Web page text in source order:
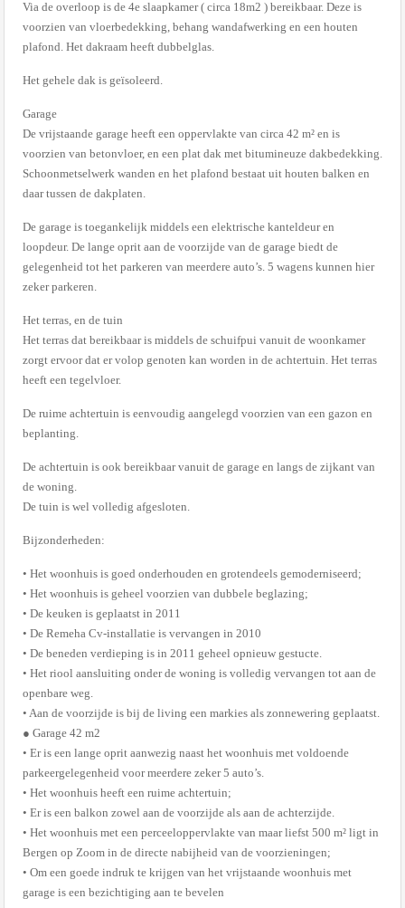
Via de overloop is de 4e slaapkamer ( circa 18m2 ) bereikbaar. Deze is
voorzien van vloerbedekking, behang wandafwerking en een houten
plafond. Het dakraam heeft dubbelglas.
Het gehele dak is geïsoleerd.
Garage
De vrijstaande garage heeft een oppervlakte van circa 42 m² en is
voorzien van betonvloer, en een plat dak met bitumineuze dakbedekking.
Schoonmetselwerk wanden en het plafond bestaat uit houten balken en
daar tussen de dakplaten.
De garage is toegankelijk middels een elektrische kanteldeur en
loopdeur. De lange oprit aan de voorzijde van de garage biedt de
gelegenheid tot het parkeren van meerdere auto’s. 5 wagens kunnen hier
zeker parkeren.
Het terras, en de tuin
Het terras dat bereikbaar is middels de schuifpui vanuit de woonkamer
zorgt ervoor dat er volop genoten kan worden in de achtertuin. Het terras
heeft een tegelvloer.
De ruime achtertuin is eenvoudig aangelegd voorzien van een gazon en
beplanting.
De achtertuin is ook bereikbaar vanuit de garage en langs de zijkant van
de woning.
De tuin is wel volledig afgesloten.
Bijzonderheden:
• Het woonhuis is goed onderhouden en grotendeels gemoderniseerd;
• Het woonhuis is geheel voorzien van dubbele beglazing;
• De keuken is geplaatst in 2011
• De Remeha Cv-installatie is vervangen in 2010
• De beneden verdieping is in 2011 geheel opnieuw gestucte.
• Het riool aansluiting onder de woning is volledig vervangen tot aan de
openbare weg.
• Aan de voorzijde is bij de living een markies als zonnewering geplaatst.
● Garage 42 m2
• Er is een lange oprit aanwezig naast het woonhuis met voldoende
parkeergelegenheid voor meerdere zeker 5 auto’s.
• Het woonhuis heeft een ruime achtertuin;
• Er is een balkon zowel aan de voorzijde als aan de achterzijde.
• Het woonhuis met een perceeloppervlakte van maar liefst 500 m² ligt in
Bergen op Zoom in de directe nabijheid van de voorzieningen;
• Om een goede indruk te krijgen van het vrijstaande woonhuis met
garage is een bezichtiging aan te bevelen